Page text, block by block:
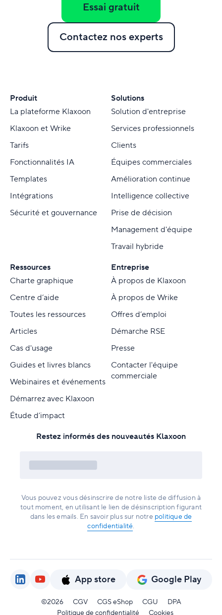
Essai gratuit
Contactez nos experts
Produit
La plateforme Klaxoon
Klaxoon et Wrike
Tarifs
Fonctionnalités IA
Templates
Intégrations
Sécurité et gouvernance
Solutions
Solution d'entreprise
Services professionnels
Clients
Équipes commerciales
Amélioration continue
Intelligence collective
Prise de décision
Management d'équipe
Travail hybride
Ressources
Charte graphique
Centre d’aide
Toutes les ressources
Articles
Cas d'usage
Guides et livres blancs
Webinaires et événements
Démarrez avec Klaxoon
Étude d’impact
Entreprise
À propos de Klaxoon
À propos de Wrike
Offres d’emploi
Démarche RSE
Presse
Contacter l'équipe
commerciale
Restez informés des nouveautés Klaxoon
Vous pouvez vous désinscrire de notre liste de diffusion à
tout moment, en utilisant le lien de désinscription figurant
dans les emails. En savoir plus sur notre politique de
confidentialité.
App store Google Play
©2026 CGV CGS eShop CGU
DPA
Politique de confidentialité
Cookies